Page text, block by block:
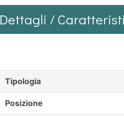
Dettagli /
Tipologia
Posizione